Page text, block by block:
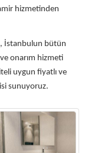
hizmetinden
İstanbulun bütün
onarım hizmeti
uygun fiyatlı ve
sunuyoruz.